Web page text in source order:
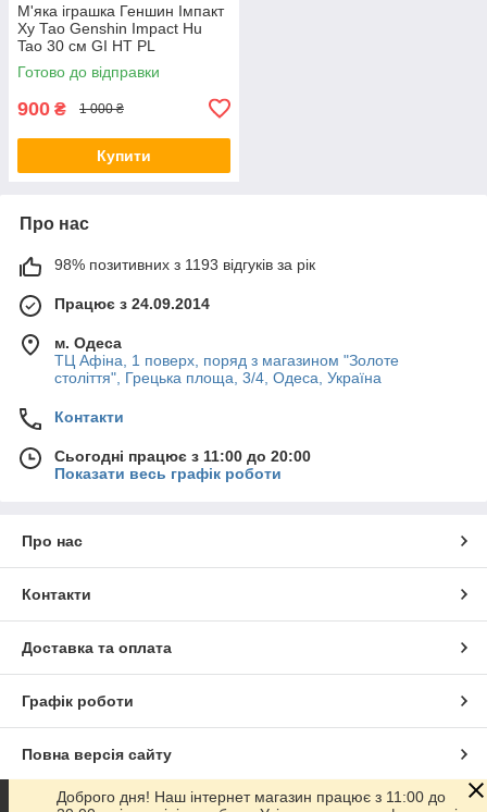
М'яка іграшка Геншин Імпакт
Ху Тао Genshin Impact Hu
Tao 30 см GI HT PL
Готово до відправки
900 ₴ 1 000 ₴
Купити
Про нас
98% позитивних з 1193 відгуків за рік
Працює з 24.09.2014
м. Одеса
ТЦ Афіна, 1 поверх, поряд з магазином "Золоте
століття", Грецька площа, 3/4, Одеса, Україна
Контакти
Сьогодні працює з 11:00 до 20:00
Показати весь графік роботи
Про нас
Контакти
Доставка та оплата
Графік роботи
Повна версія сайту
Сайт створено на маркетплейсіProm.ua
Доброго дня! Наш інтернет магазин працює з 11:00 до